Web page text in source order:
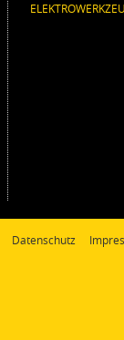
Datenschutz